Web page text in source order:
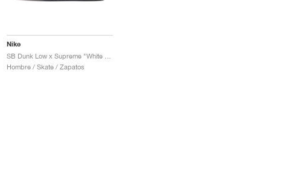
Nike
Hombre / Skate / Zapatos